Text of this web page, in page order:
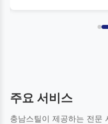
주요 서비스
충남스틸이 제공하는 전문